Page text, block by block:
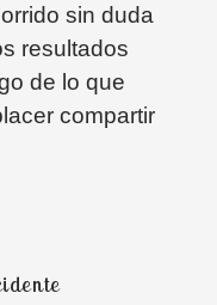
sin duda
resultados
de lo que
compartir